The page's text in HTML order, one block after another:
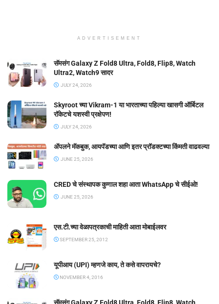
ADVERTISEMENT
सॅमसंग Galaxy Z Fold8 Ultra, Fold8, Flip8, Watch
Ultra2, Watch9 सादर
JULY 24, 2026
Skyroot च्या Vikram-1 या भारताच्या पहिल्या खासगी ऑर्बिटल
रॉकेटचे यशस्वी प्रक्षेपण!
JULY 24, 2026
ॲपलने मॅकबुक, आयपॅडच्या आणि इतर प्रॉडक्टच्या किंमती वाढवल्या
JUNE 25, 2026
CRED चे संस्थापक कुणाल शहा आता WhatsApp चे सीईओ!
JUNE 25, 2026
एस.टी.च्या वेळापत्रकाची माहिती आता मोबाईलवर
SEPTEMBER 25, 2012
यूपीआय (UPI) म्हणजे काय, ते कसे वापरायचे?
NOVEMBER 4, 2016